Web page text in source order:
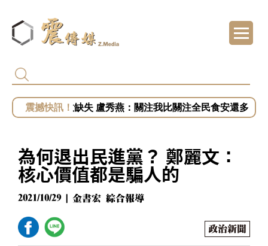
賴清德點名市政缺失 盧秀燕：關注我比關注全民食安還多
小英助攻新北！蔡英文任競總主委？蘇巧慧證
為何退出民進黨？ 鄭麗文：
核心價值都是騙人的
2021/10/29 | 金書宏 綜合報導
政治新聞